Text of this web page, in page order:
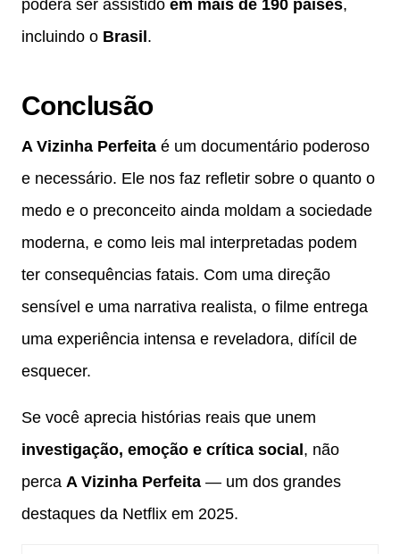
poderá ser assistido em mais de 190 países,
incluindo o Brasil.
Conclusão
A Vizinha Perfeita é um documentário poderoso
e necessário. Ele nos faz refletir sobre o quanto o
medo e o preconceito ainda moldam a sociedade
moderna, e como leis mal interpretadas podem
ter consequências fatais. Com uma direção
sensível e uma narrativa realista, o filme entrega
uma experiência intensa e reveladora, difícil de
esquecer.
Se você aprecia histórias reais que unem
investigação, emoção e crítica social, não
perca A Vizinha Perfeita — um dos grandes
destaques da Netflix em 2025.